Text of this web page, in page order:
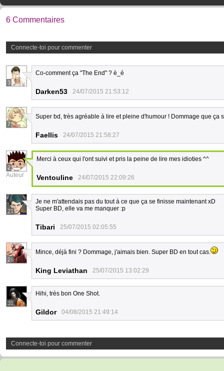
6 Commentaires
Connecte-toi pour commenter
3
Co-comment ça "The End" ? è_é
Darken53 24/07/2015 21:53:12
7
Super bd, très agréable à lire et pleine d'humour ! Dommage que ça
Faellis 24/07/2015 21:58:27
2
Auteur
Merci à ceux qui l'ont suivi et pris la peine de lire mes idioties ^^
Ventouline 24/07/2015 22:09:26
21
Je ne m'attendais pas du tout à ce que ça se finisse maintenant xD
Super BD, elle va me manquer :p
Tibari 25/07/2015 02:05:55
26
Mince, déjà fini ? Dommage, j'aimais bien. Super BD en tout cas.
King Leviathan 25/07/2015 13:02:29
31
Hihi, très bon One Shot.
Gildor 04/08/2015 21:49:14
Connecte-toi pour commenter